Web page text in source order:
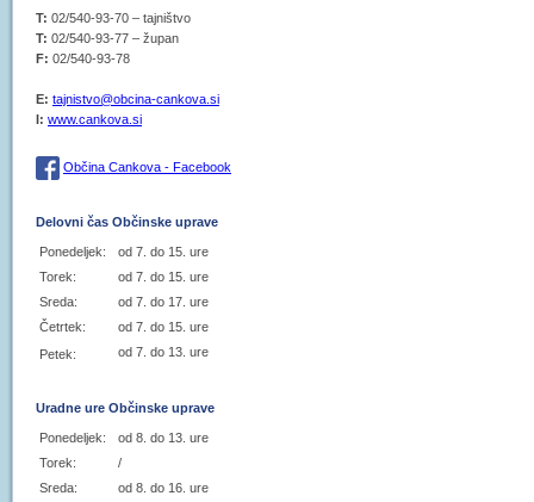
T: 02/540-93-70 – tajništvo
T: 02/540-93-77 – župan
F: 02/540-93-78
E: tajnistvo@obcina-cankova.si
I: www.cankova.si
Občina Cankova - Facebook
Delovni čas Občinske uprave
Ponedeljek:
od 7. do 15. ure
Torek:
od 7. do 15. ure
Sreda:
od 7. do 17. ure
Četrtek:
od 7. do 15. ure
Petek:
od 7. do 13. ure
Uradne ure Občinske uprave
Ponedeljek:
od 8. do 13. ure
Torek:
/
Sreda:
od 8. do 16. ure